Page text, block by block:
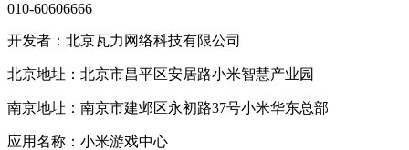
010-60606666
开发者：北京瓦力网络科技有限公司
北京地址：北京市昌平区安居路小米智慧产业园
南京地址：南京市建邺区永初路37号小米华东总部
应用名称：小米游戏中心